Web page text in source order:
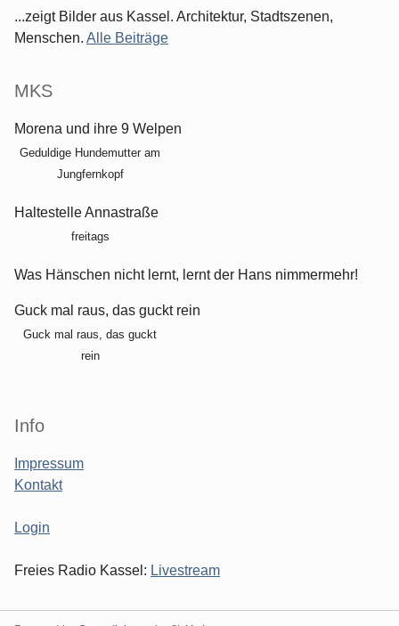
...zeigt Bilder aus Kassel. Architektur, Stadtszenen,
Menschen. Alle Beiträge
MKS
Morena und ihre 9 Welpen
Geduldige Hundemutter am
Jungfernkopf
Haltestelle Annastraße
freitags
Was Hänschen nicht lernt, lernt der Hans nimmermehr!
Guck mal raus, das guckt rein
Guck mal raus, das guckt
rein
Info
Impressum
Kontakt
Login
Freies Radio Kassel: Livestream